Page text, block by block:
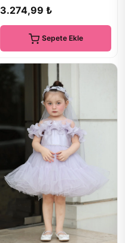
3.274,99 ₺
Sepete Ekle